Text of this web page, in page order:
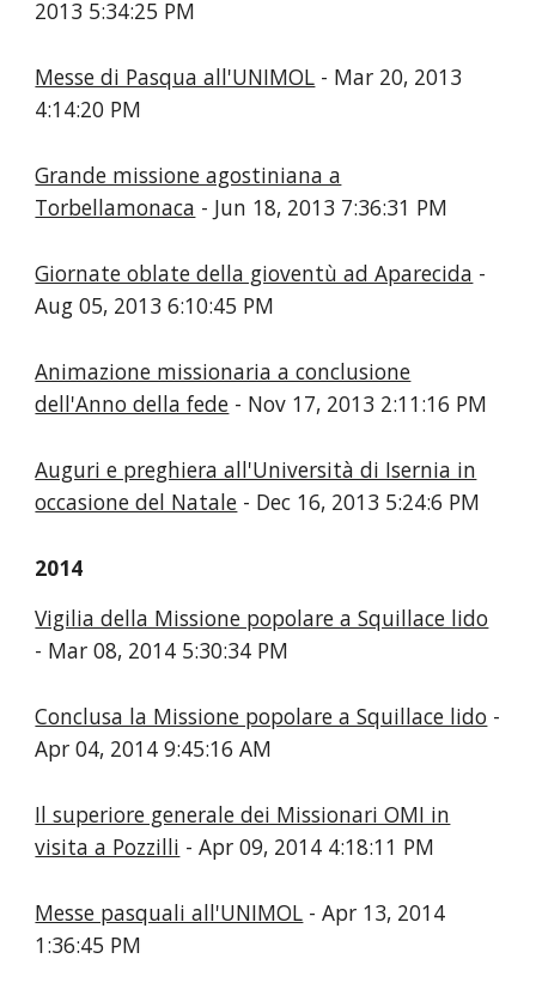
2013 5:34:25 PM
Messe di Pasqua all'UNIMOL - Mar 20, 2013
4:14:20 PM
Grande missione agostiniana a
Torbellamonaca - Jun 18, 2013 7:36:31 PM
Giornate oblate della gioventù ad Aparecida -
Aug 05, 2013 6:10:45 PM
Animazione missionaria a conclusione
dell'Anno della fede - Nov 17, 2013 2:11:16 PM
Auguri e preghiera all'Università di Isernia in
occasione del Natale - Dec 16, 2013 5:24:6 PM
2014
Vigilia della Missione popolare a Squillace lido
- Mar 08, 2014 5:30:34 PM
Conclusa la Missione popolare a Squillace lido -
Apr 04, 2014 9:45:16 AM
Il superiore generale dei Missionari OMI in
visita a Pozzilli - Apr 09, 2014 4:18:11 PM
Messe pasquali all'UNIMOL - Apr 13, 2014
1:36:45 PM